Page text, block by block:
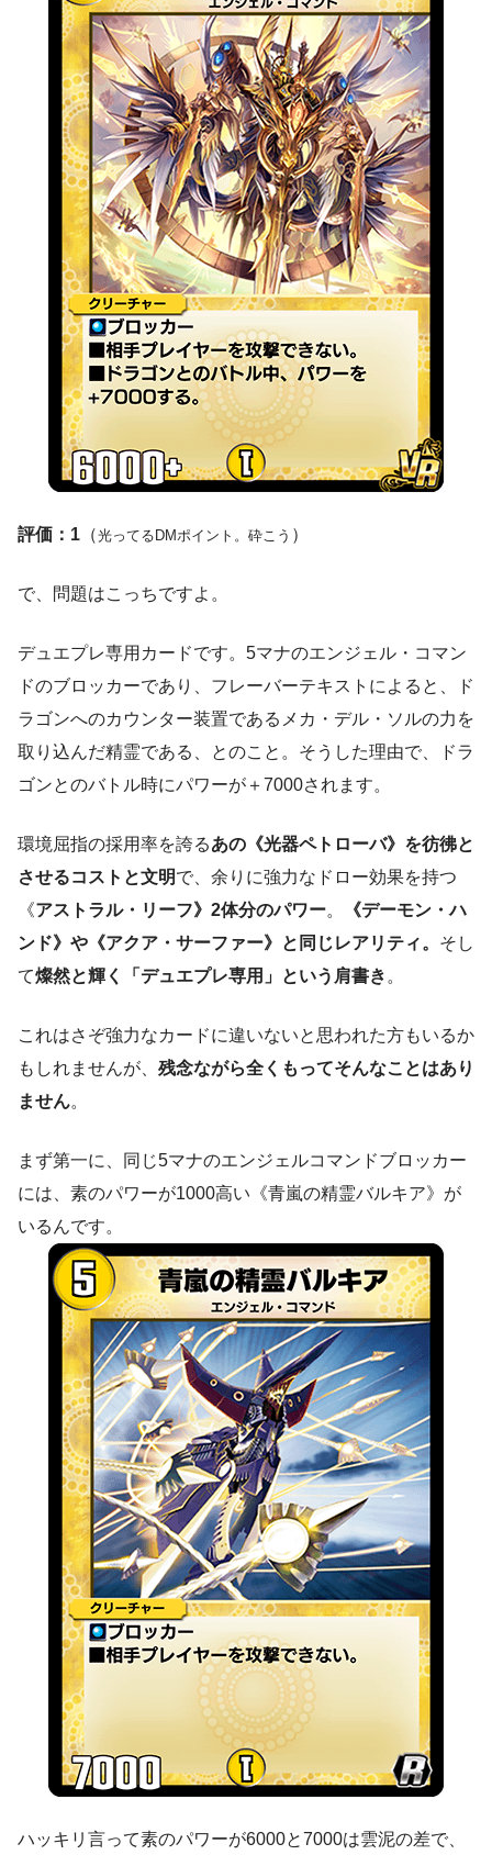
評価：1 （光ってるDMポイント。砕こう ）
で、問題はこっちですよ。
デュエプレ専用カードです。5マナのエンジェル・コマン
ドのブロッカーであり、フレーバーテキストによると、ド
ラゴンへのカウンター装置であるメカ・デル・ソルの力を
取り込んだ精霊である、とのこと。そうした理由で、ドラ
ゴンとのバトル時にパワーが＋7000されます。
環境屈指の採用率を誇るあの《光器ペトローバ》を彷彿と
させるコストと文明で、余りに強力なドロー効果を持つ
《アストラル・リーフ》2体分のパワー。
《デーモン・ハ
ンド》や《アクア・サーファー》と同じレアリティ。 そし
て燦然と輝く「デュエプレ専用」という肩書き 。
これはさぞ強力なカードに違いないと思われた方もいるか
もしれませんが、 残念ながら全くもってそんなことはあり
ません。
まず第一に、同じ5マナのエンジェルコマンドブロッカー
には、素のパワーが1000高い《青嵐の精霊バルキア》が
いるんです。
ハッキリ言って素のパワーが6000と7000は雲泥の差で、